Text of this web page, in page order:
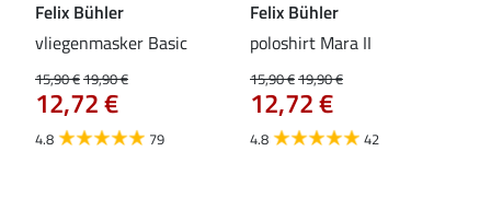
Felix Bühler
vliegenmasker Basic
15,90 €19,90 €
12,72 €
4.8 79
Felix Bühler
poloshirt Mara II
15,90 €19,90 €
12,72 €
4.8 42